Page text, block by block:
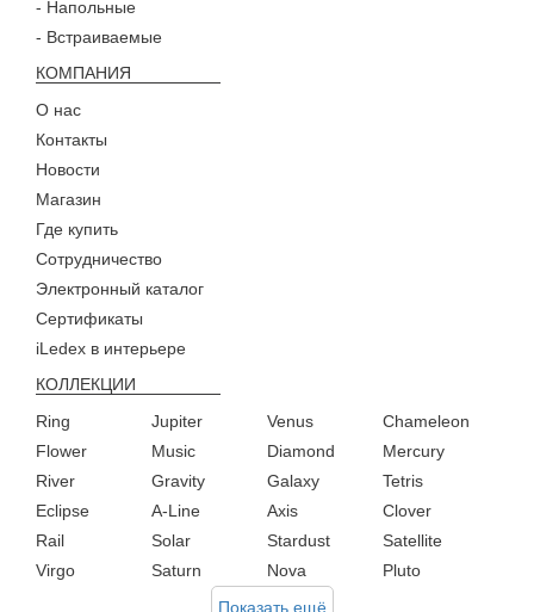
- Напольные
- Встраиваемые
КОМПАНИЯ
О нас
Контакты
Новости
Магазин
Где купить
Сотрудничество
Электронный каталог
Сертификаты
iLedex в интерьере
КОЛЛЕКЦИИ
Ring
Flower
Jupiter
Music
Venus
Diamond
Chameleon
Mercury
River
Eclipse
Gravity
A-Line
Galaxy
Axis
Tetris
Clover
Rail
Virgo
Solar
Saturn
Stardust
Nova
Satellite
Pluto
Показать ещё